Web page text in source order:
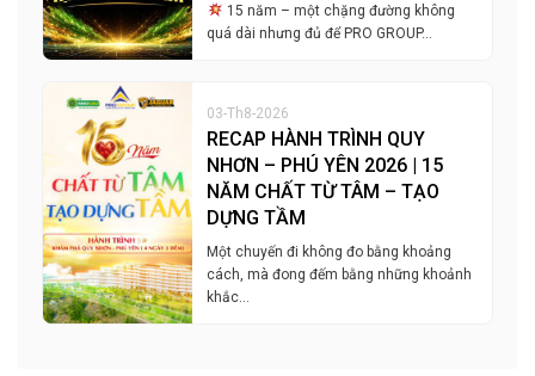
15 năm – một chặng đường không
quá dài nhưng đủ để PRO GROUP…
03-Th8-2026
RECAP HÀNH TRÌNH QUY
NHƠN – PHÚ YÊN 2026 | 15
NĂM CHẤT TỪ TÂM – TẠO
DỰNG TẦM
Một chuyến đi không đo bằng khoảng
cách, mà đong đếm bằng những khoảnh
khắc…